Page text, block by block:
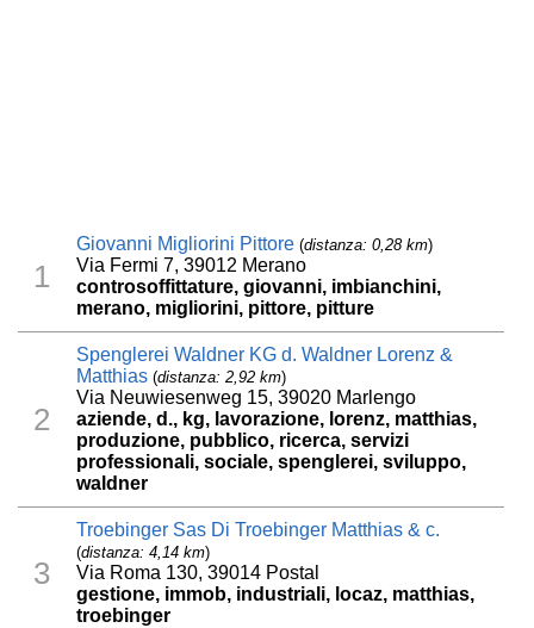
1
Giovanni Migliorini Pittore (distanza: 0,28 km)
Via Fermi 7, 39012 Merano
controsoffittature, giovanni, imbianchini,
merano, migliorini, pittore, pitture
2
Spenglerei Waldner KG d. Waldner Lorenz &
Matthias (distanza: 2,92 km)
Via Neuwiesenweg 15, 39020 Marlengo
aziende, d., kg, lavorazione, lorenz, matthias,
produzione, pubblico, ricerca, servizi
professionali, sociale, spenglerei, sviluppo,
waldner
3
Troebinger Sas Di Troebinger Matthias & c.
(distanza: 4,14 km)
Via Roma 130, 39014 Postal
gestione, immob, industriali, locaz, matthias,
troebinger